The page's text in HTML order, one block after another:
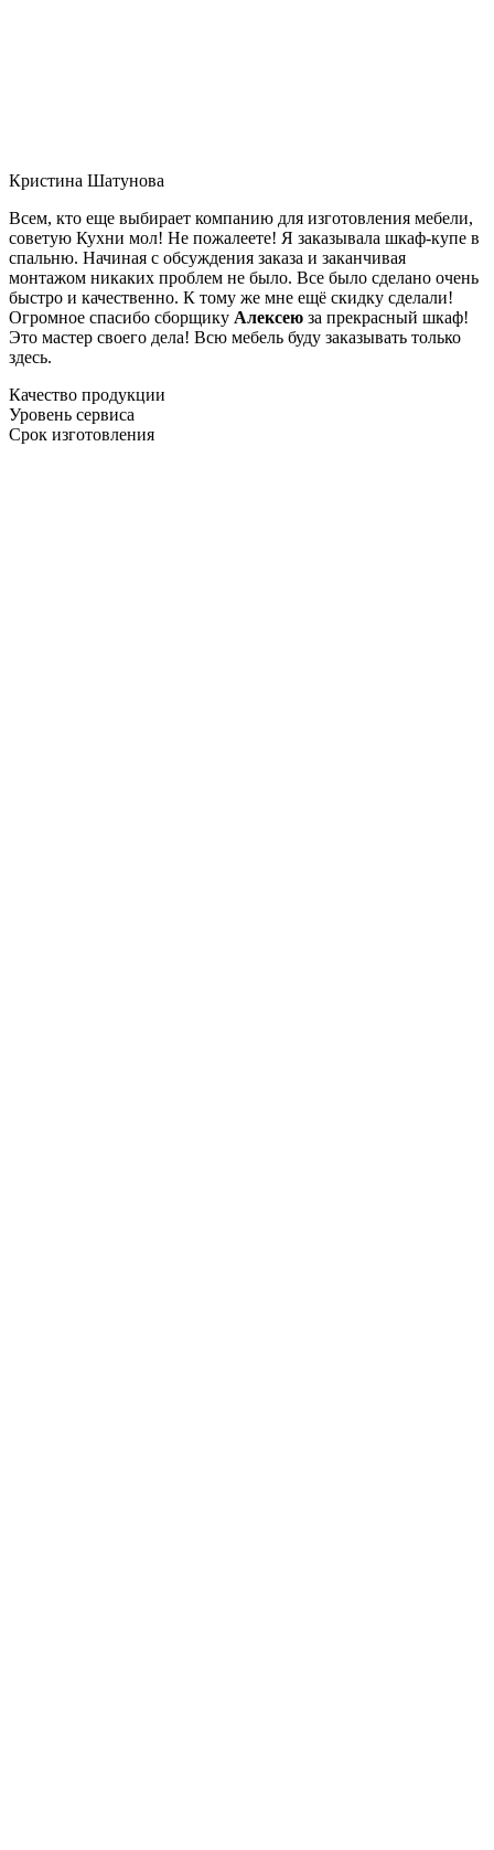
Кристина Шатунова
Всем, кто еще выбирает компанию для изготовления мебели,
советую Кухни мол! Не пожалеете! Я заказывала шкаф-купе в
спальню. Начиная с обсуждения заказа и заканчивая
монтажом никаких проблем не было. Все было сделано очень
быстро и качественно. К тому же мне ещё скидку сделали!
Огромное спасибо сборщику Алексею за прекрасный шкаф!
Это мастер своего дела! Всю мебель буду заказывать только
здесь.
Качество продукции
Уровень сервиса
Срок изготовления